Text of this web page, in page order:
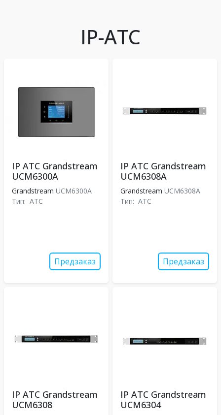
IP-АТС
IP АТС Grandstream
UCM6300А
Grandstream UCM6300А
Тип: АТС
Предзаказ
IP АТС Grandstream
UCM6308A
Grandstream UCM6308A
Тип: АТС
Предзаказ
IP АТС Grandstream
UCM6308
IP АТС Grandstream
UCM6304